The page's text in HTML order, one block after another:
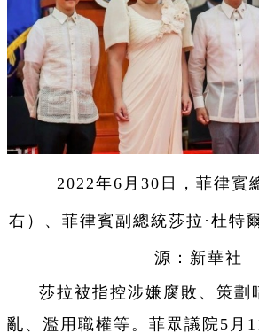
2022年6 月 30 日，菲律賓
右）、菲律賓副總統莎拉 · 杜特
源：新華社
莎拉被指控涉嫌腐敗、策劃
亂、濫用職權等。菲眾議院5月